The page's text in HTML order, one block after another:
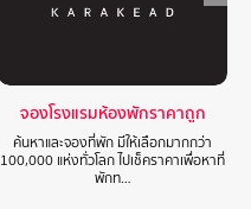
จองโรงแรมห้องพักราคาถูก
ค้นหาและจองที่พัก มีให้เลือกมากกว่า
100,000 แห่งทั่วโลก ไปเช็คราคาเพื่อหาที่
พักท…